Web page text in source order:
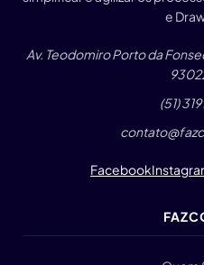
e
Av. Teodomiro Porto da
(51)
Facebook